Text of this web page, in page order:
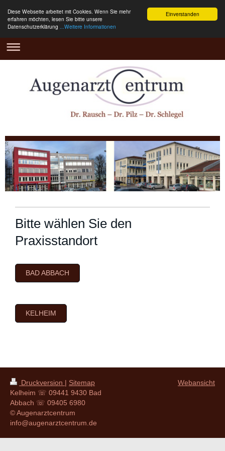
Einverstanden
Diese Webseite arbeitet mit Cookies. Wenn Sie mehr
erfahren möchten, lesen Sie bitte unsere
Datenschutzerklärung ...Weitere Informationen
Bitte wählen Sie den
Praxisstandort
BAD ABBACH
KELHEIM
Druckversion | Sitemap
Kelheim ☏ 09441 9430 Bad
Abbach ☏ 09405 6980
© Augenarztcentrum
info@augenarztcentrum.de
Webansicht